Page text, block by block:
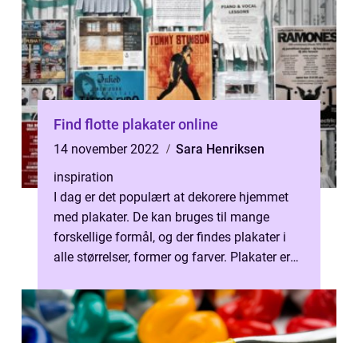
Find flotte plakater online
14 november 2022
Sara Henriksen
inspiration
I dag er det populært at dekorere hjemmet
med plakater. De kan bruges til mange
forskellige formål, og der findes plakater i
alle størrelser, former og farver. Plakater er